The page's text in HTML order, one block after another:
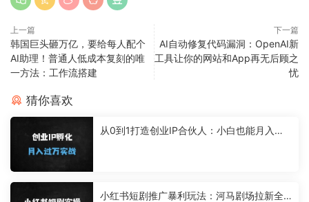
上一篇
韩国巨头砸万亿，要给每人配个
AI助理！普通人低成本复刻的唯
一方法：工作流搭建
下一篇
AI自动修复代码漏洞：OpenAI新
工具让你的网站和App再无后顾之
忧
猜你喜欢
从0到1打造创业IP合伙人：小白也能月入过
小红书短剧推广暴利玩法：河马剧场拉新全